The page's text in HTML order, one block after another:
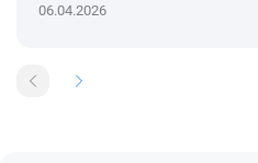
06.04.2026